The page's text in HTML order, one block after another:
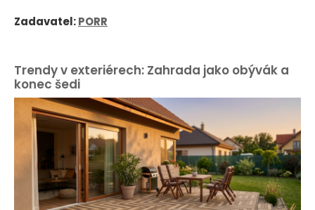
Zadavatel:PORR
Trendy v exteriérech: Zahrada jako obývák a
konec šedi